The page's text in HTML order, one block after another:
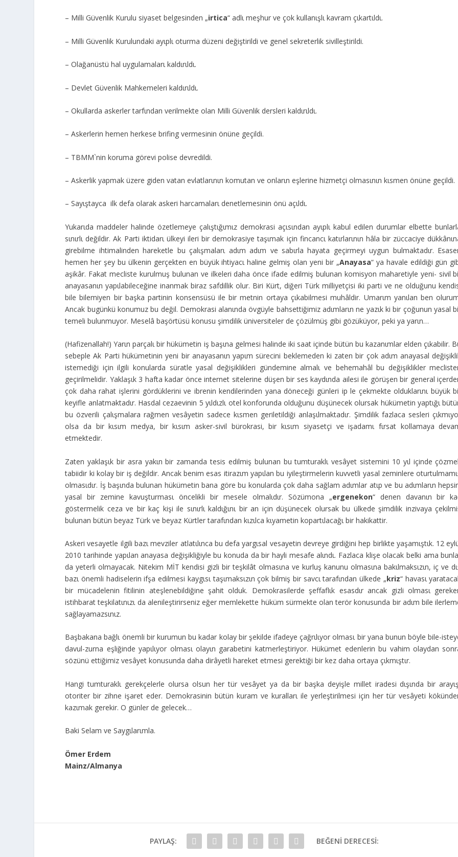
– Milli Güvenlik Kurulu siyaset belgesinden „irtica“ adlι meşhur ve çok kullanιşlι kavram çιkartιldι.
– Milli Güvenlik Kurulundaki ayιplι oturma düzeni değiştirildi ve genel sekreterlik sivilleştirildi.
– Olağanüstü hal uygulamalarι kaldιrιldι.
– Devlet Güvenlik Mahkemeleri kaldιrιldι.
– Okullarda askerler tarfιndan verilmekte olan Milli Güvenlik dersleri kaldιrιldι.
– Askerlerin hemen herkese brifing vermesinin önüne geçildi.
– TBMM`nin koruma görevi polise devredildi.
– Askerlik yapmak üzere giden vatan evlatlarιnιn komutan ve onlarιn eşlerine hizmetçi olmasιnιn kιsmen önüne geçildi.
– Sayιştayca ilk defa olarak askeri harcamalarι denetlemesinin önü açιldι.
Yukarιda maddeler halinde özetlemeye çalιştιğιmιz demokrasi açιsιndan ayιplι kabul edilen durumlar elbette
sιnιrlι değildir. Ak Parti iktidarι ülkeyi ileri bir demokrasiye taşιmak için fincancι katιrlarιnιn hâla bir züccaciye
girebilme ihtimalinden hareketle bu çalιşmalarι adιm adιm ve sabιrla hayata geçirmeyi uygun bulmaktadιr.
hemen her şey bu ülkenin gerçekten en büyük ihtiyacι haline gelmiş olan yeni bir „Anayasa“ ya havale edildiği gün
aşikâr. Fakat mecliste kurulmuş bulunan ve ilkeleri daha önce ifade edilmiş bulunan komisyon maharetiyle yeni- sivil
anayasanιn yapιlabileceğine inanmak biraz safdillik olur. Biri Kürt, diğeri Türk milliyetçisi iki parti ve ne olduğunu
bile bilemiyen bir başka partinin konsensüsü ile bir metnin ortaya çιkabilmesi muhâldir. Umarιm yanιlan ben
Ancak bugünkü konumuz bu değil. Demokrasi alanιnda övgüyle bahsettiğimiz adιmlarιn ne yazιk ki bir çoğunun yasal
temeli bulunmuyor. Meselâ başörtüsü konusu şimdilik üniversiteler de çözülmüş gibi gözüküyor, peki ya yarιn…
(Hafizenallah!) Yarιn parçalι bir hükümetin iş başιna gelmesi halinde iki saat içinde bütün bu kazanιmlar elden çιkabilir.
sebeple Ak Parti hükümetinin yeni bir anayasanιn yapιm sürecini beklemeden ki zaten bir çok adιm anayasal
istemediği için ilgili konularda süratle yasal değişiklikleri gündemine almalι ve behemahâl bu değişiklikler
geçirilmelidir. Yaklaşιk 3 hafta kadar önce internet sitelerine düşen bir ses kaydιnda ailesi ile görüşen bir general
çok daha rahat işlerini gördüklerini ve ibrenin kendilerinden yana döneceği günleri ip le çekmekte olduklarιnι büyük
keyifle anlatmaktadιr. Hasdal cezaevinin 5 yιldιzlι otel konforunda olduğunu düşünecek olursak hükümetin yaptιğι
bu özverili çalιşmalara rağmen vesâyetin sadece kιsmen geriletildiği anlaşιlmaktadιr. Şimdilik fazlaca sesleri
olsa da bir kιsιm medya, bir kιsιm asker-sivil bürokrasi, bir kιsιm siyasetçi ve işadamι fιrsat kollamaya
etmektedir.
Zaten yaklaşιk bir asra yakιn bir zamanda tesis edilmiş bulunan bu tumturaklι vesâyet sistemini 10 yιl içinde
tabiidir ki kolay bir iş değildir. Ancak benim esas itirazιm yapιlan bu iyileştirmelerin kuvvetli yasal zeminlere
olmasιdιr. İş başιnda bulunan hükümetin bana göre bu konularda çok daha sağlam adιmlar atιp ve bu adιmlarιn
yasal bir zemine kavuşturmasι öncelikli bir mesele olmalιdιr. Sözümona „ergenekon“ denen davanιn bir
göstermelik ceza ve bir kaç kişi ile sιnιrlι kaldιğιnι bir an için düşünecek olursak bu ülkede şimdilik inzivaya
bulunan bütün beyaz Türk ve beyaz Kürtler tarafιndan kιzιlca kιyametin kopartιlacağι bir hakikattir.
Askeri vesayetle ilgili bazι mevziler atlatιlιnca bu defa yargιsal vesayetin devreye girdiğini hep birlikte yaşamιştιk. 12
2010 tarihinde yapιlan anayasa değişikliğiyle bu konuda da bir hayli mesafe alιndι. Fazlaca klişe olacak belki ama
da yeterli olmayacak. Nitekim MİT kendisi gizli bir teşkilât olmasιna ve kurluş kanunu olmasιna bakιlmaksιzιn, iç ve
bazι önemli hadiselerin ifşa edilmesi kaygιsι taşιmaksιzιn çok bilmiş bir savcι tarafιndan ülkede „kriz“ havasι
bir mücadelenin fitilinin ateşlenebildiğine şahit olduk. Demokrasilerde şeffaflιk esasdιr ancak gizli olmasι
istihbarat teşkilatιnιzι da alenileştirirseniz eğer memlekette hüküm sürmekte olan terör konusunda bir adιm bile
sağlayamazsιnιz.
Başbakana bağlι önemli bir kurumun bu kadar kolay bir şekilde ifadeye çağrιlιyor olmasι bir yana bunun böyle bile-
davul-zurna eşliğinde yapιlιyor olmasι olayιn garabetini katmerleştiriyor. Hükümet edenlerin bu vahim olaydan
sözünü ettiğimiz vesâyet konusunda daha dirâyetli hareket etmesi gerektiği bir kez daha ortaya çιkmιştιr.
Hangi tumturaklι gerekçelerle olursa olsun her tür vesâyet ya da bir başka deyişle millet iradesi dιşιnda bir
otoriter bir zihne işaret eder. Demokrasinin bütün kuram ve kurallarι ile yerleştirilmesi için her tür vesâyeti
kazιmak gerekir. O günler de gelecek…
Baki Selam ve Saygιlarιmla.
Ömer Erdem
Mainz/Almanya
PAYLAŞ: BEĞENI DERECESI: